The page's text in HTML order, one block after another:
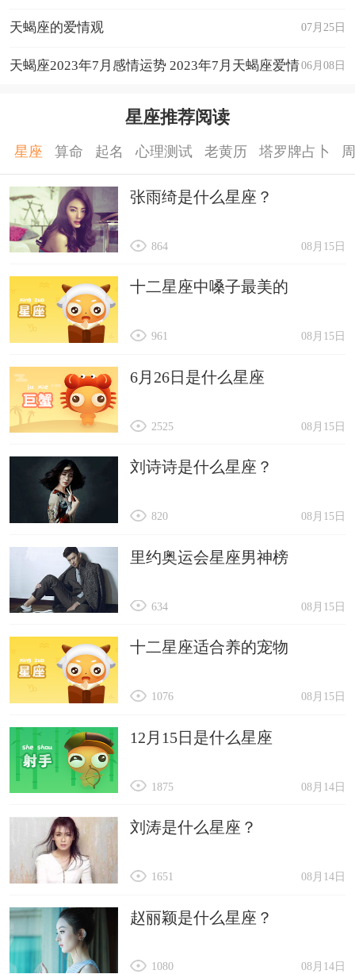
运程详解 07月25日
天蝎座的爱情观
06月08日
天蝎座2023年7月感情运势 2023年7月天蝎座爱情
星座推荐阅读
星座 算命 起名 心理测试 老黄历 塔罗牌占卜
张雨绮是什么星座？
08月15日
864
十二星座中嗓子最美的
08月15日
961
6月26日是什么星座
08月15日
2525
刘诗诗是什么星座？
08月15日
820
里约奥运会星座男神榜
08月15日
634
十二星座适合养的宠物
08月15日
1076
12月15日是什么星座
08月14日
1875
刘涛是什么星座？
08月14日
1651
赵丽颖是什么星座？
08月14日
1080